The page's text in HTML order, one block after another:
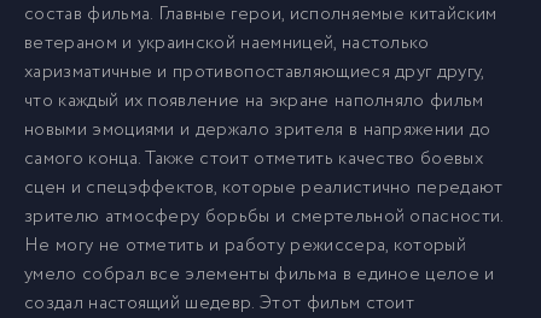
состав фильма. Главные герои, исполняемые китайским
ветераном и украинской наемницей, настолько
харизматичные и противопоставляющиеся друг другу,
что каждый их появление на экране наполняло фильм
новыми эмоциями и держало зрителя в напряжении до
самого конца. Также стоит отметить качество боевых
сцен и спецэффектов, которые реалистично передают
зрителю атмосферу борьбы и смертельной опасности.
Не могу не отметить и работу режиссера, который
умело собрал все элементы фильма в единое целое и
создал настоящий шедевр. Этот фильм стоит